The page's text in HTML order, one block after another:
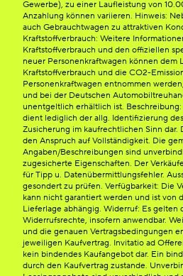
Gewerbe), zu einer Laufleistung von
Anzahlung können variieren. Hinweis:
auch Gebrauchtwagen zu attraktiven
Kraftstoffverbrauch: Weitere
Kraftstoffverbrauch und den offiziellen
neuer Personenkraftwagen können dem
Kraftstoffverbrauch und die CO2-
Personenkraftwagen entnommen
und bei der Deutschen
unentgeltlich erhältlich ist.
dient lediglich der allg. Identifizierung
Zusicherung im kaufrechtlichen Sinn
den Anspruch auf Vollständigkeit. Die
Angaben/Beschreibungen sind
zugesicherte Eigenschaften. Der
für Tipp u. Datenübermittlungsfehler.
gesondert zu prüfen. Verfügbarkeit: Die
kann nicht garantiert werden und ist von
Lieferlage abhängig. Widerruf: Es gelten
Widerrufsrechte, insofern anwendbar.
und die genauen Vertragsbedingungen
jeweiligen Kaufvertrag. Invitatio ad
kein bindendes Kaufangebot dar. Ein
durch den Kaufvertrag zustande.